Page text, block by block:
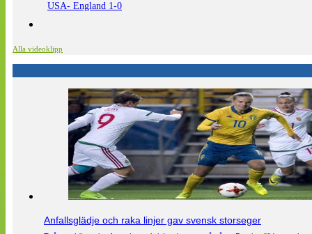
USA- England 1-0
Alla videoklipp
Anfallsglädje och raka linjer gav svensk storseger